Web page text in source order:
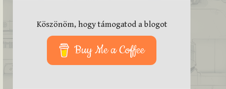
Köszönöm, hogy támogatod a blogot
Buy Me a Coffee